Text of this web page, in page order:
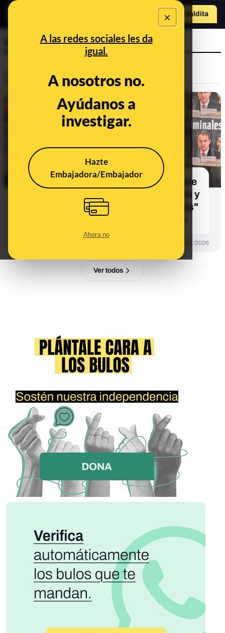
×
A las redes sociales les da
igual.
A nosotros no.
Ayúdanos a
investigar.
Hazte
Embajadora/Embajador
Ahora no
Hazte Maldita
Nicolás Maduro
CONTEXTO
Qué sabemos sobre el cartel de Hazte
Oír con la cara de Sánchez, Zapatero y
Maduro junto a la palabra "criminales"
ubicado en una calle de Nueva York
06/04/2026
Ver todos